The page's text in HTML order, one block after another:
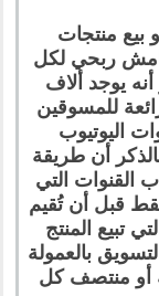
بيع منتجات
ربحي لكل
يوجد ألاف
للمسوقين
اليوتيوب
أن طريقة
القنوات التي
قبل أن تُقيم
تبيع المنتج
بالعمولة
أو منتصف كل